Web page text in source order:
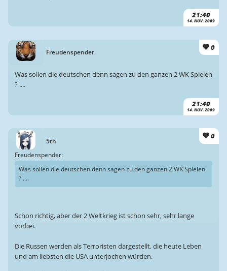
21:40
14. NOV. 2009
Freudenspender
0
21:40
14. NOV. 2009
Was sollen die deutschen denn sagen zu den ganzen 2 WK Spielen
? ....
5th
0
Freudenspender:
Was sollen die deutschen denn sagen zu den ganzen 2 WK Spielen
? ....
Schon richtig, aber der 2 Weltkrieg ist schon sehr, sehr lange
vorbei.
Die Russen werden als Terroristen dargestellt, die heute Leben
und am liebsten die USA unterjochen würden.